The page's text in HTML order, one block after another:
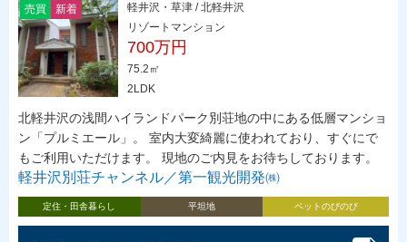
売買 新着
軽井沢・草津 / 北軽井沢
リゾートマンション
700万円
75.2㎡
2LDK
北軽井沢の浅間ハイランドパーク別荘地の中にある低層マンショ
ン「プルミエール」。 室内大変綺麗に使われており、すぐにで
もご利用いただけます。 現地のご内見をお待ちしております。
軽井沢別荘チャンネル／第一観光開発㈱
定住・田舎暮らし 平坦地 ペットのびのび